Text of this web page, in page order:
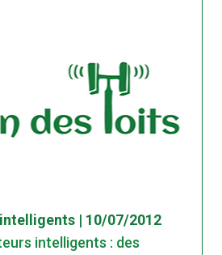
| 10/07/2012
intelligents : des